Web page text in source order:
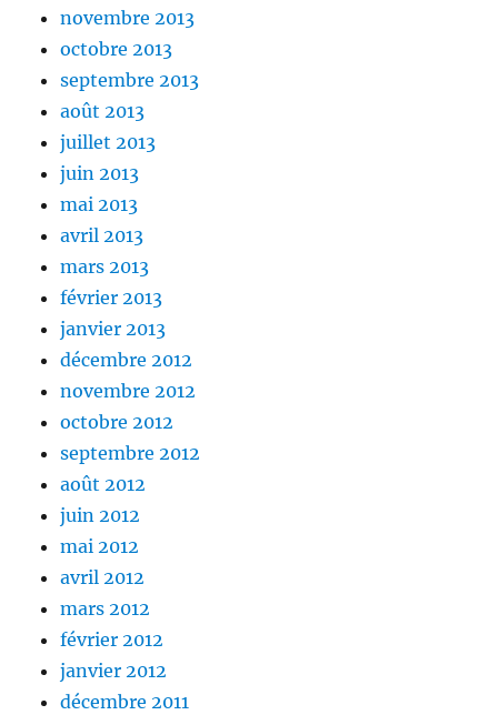
novembre 2013
octobre 2013
septembre 2013
août 2013
juillet 2013
juin 2013
mai 2013
avril 2013
mars 2013
février 2013
janvier 2013
décembre 2012
novembre 2012
octobre 2012
septembre 2012
août 2012
juin 2012
mai 2012
avril 2012
mars 2012
février 2012
janvier 2012
décembre 2011